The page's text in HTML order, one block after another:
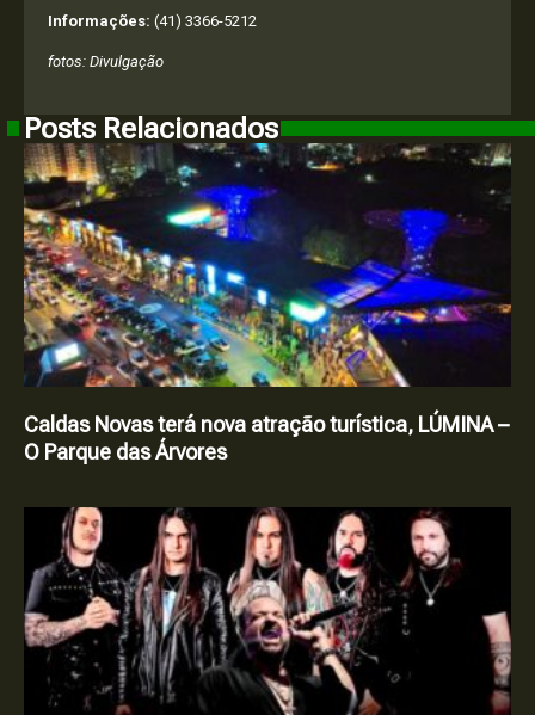
Informações: (41) 3366-5212
fotos: Divulgação
Posts Relacionados
Caldas Novas terá nova atração turística, LÚMINA –
O Parque das Árvores